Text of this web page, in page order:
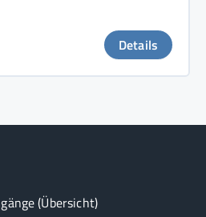
Details
(Übersicht)